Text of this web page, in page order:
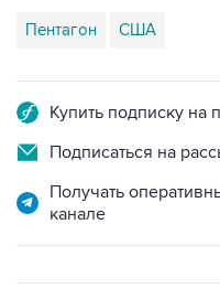
Подписаться на
Получать